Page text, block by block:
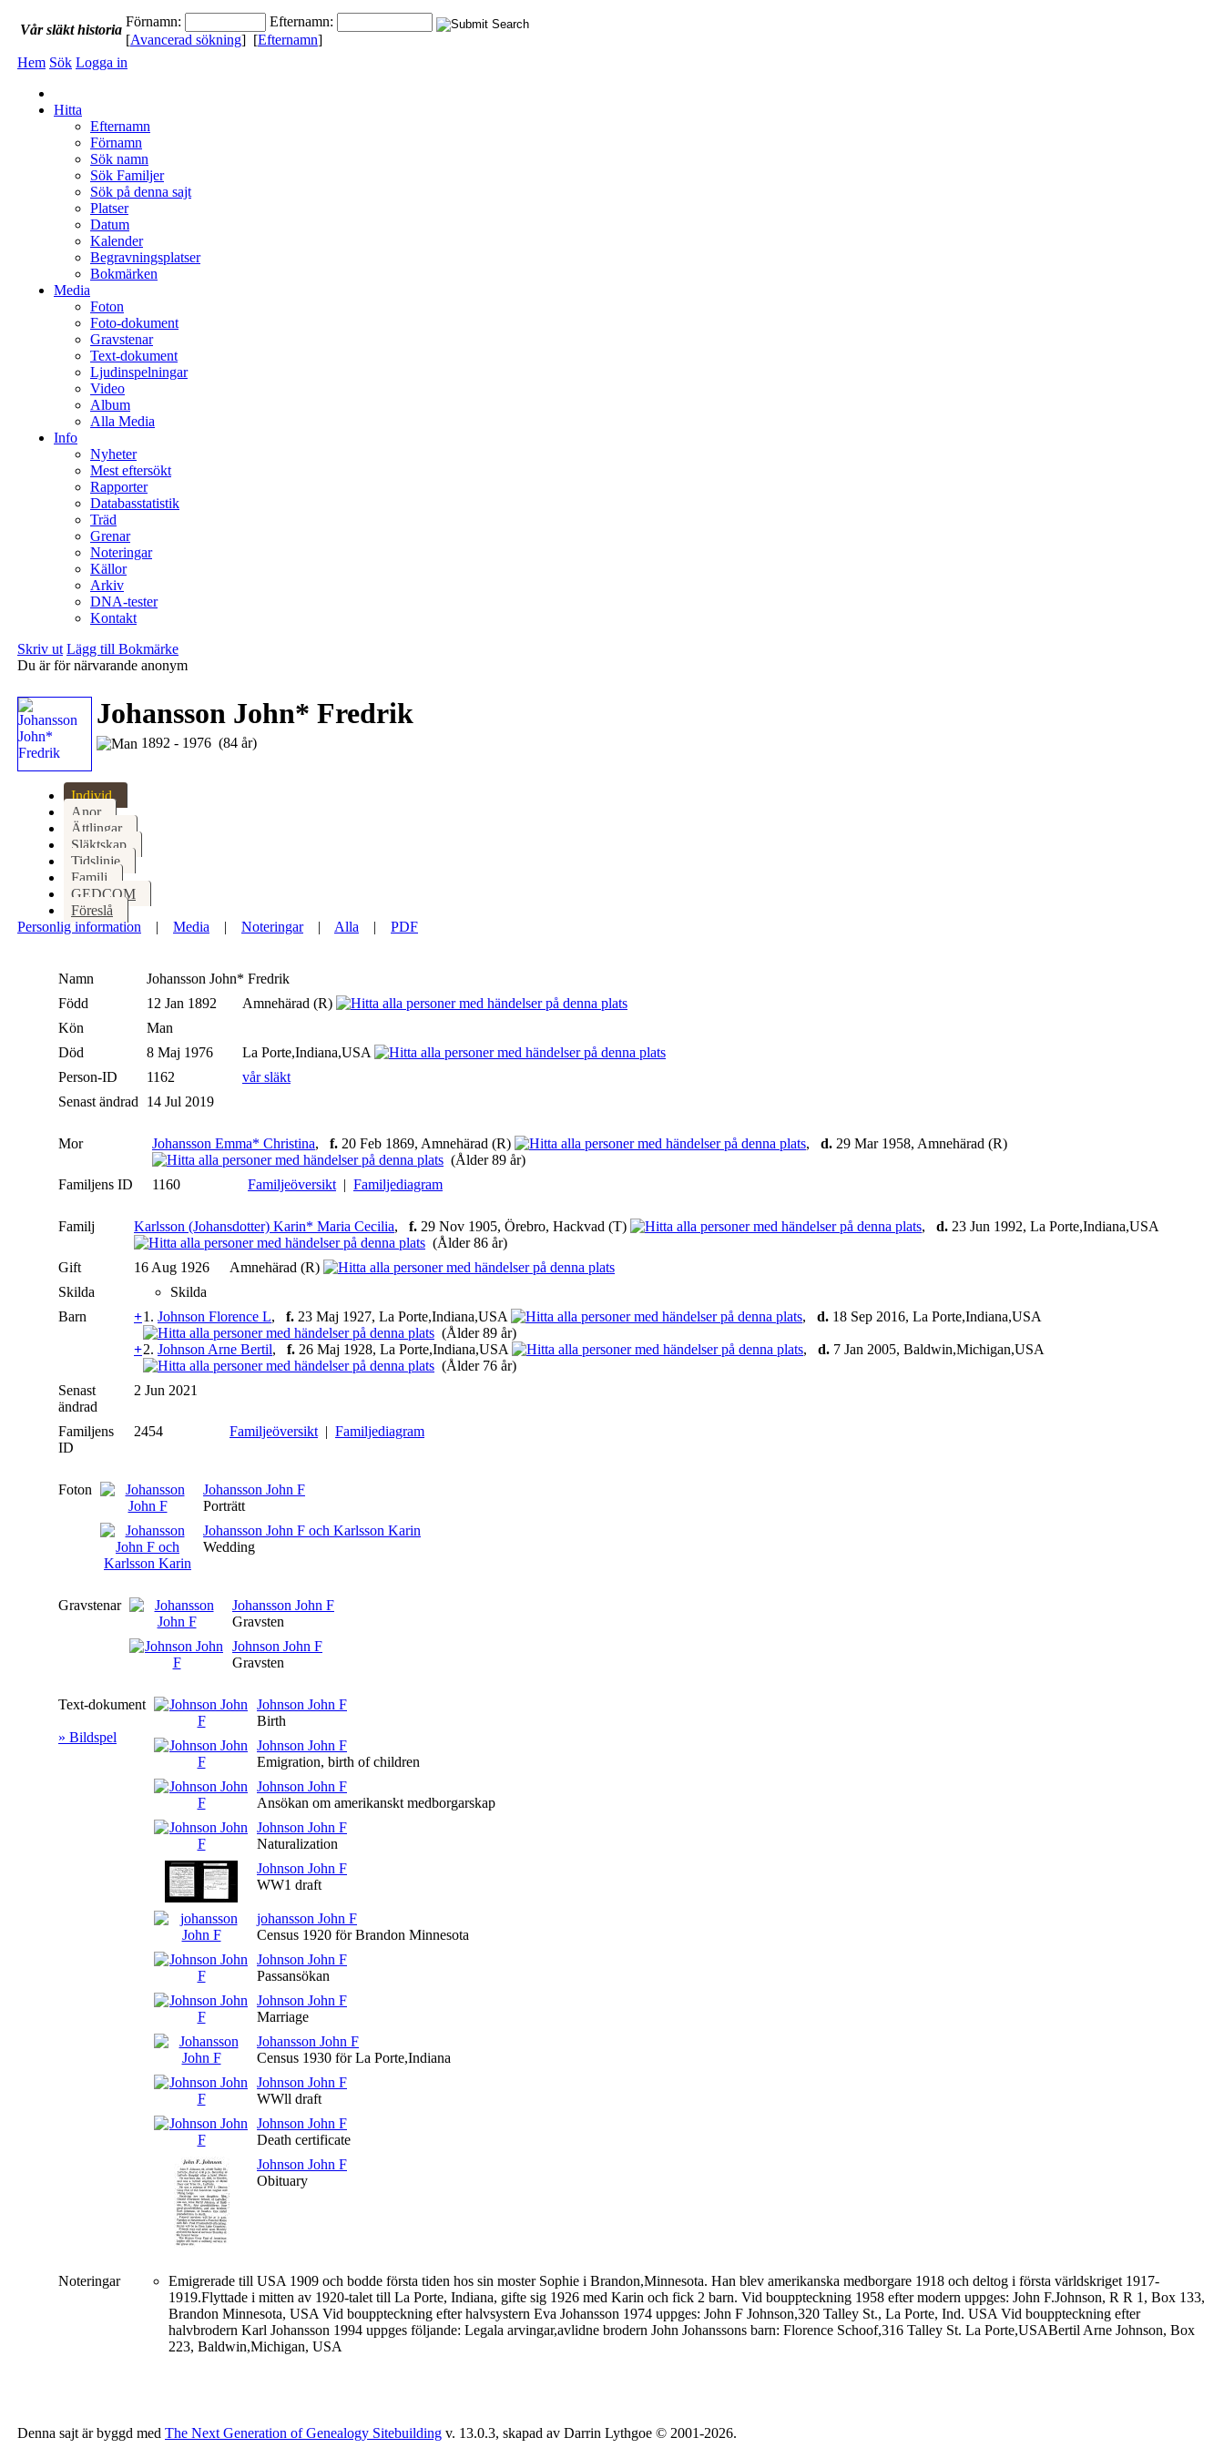
Vårsläkthistoria
Förnamn:
Efternamn:
[Avancerad sökning] [Efternamn]
Hem Sök Logga in
Hitta
Efternamn
Förnamn
Sök namn
Sök Familjer
Sök på denna sajt
Platser
Datum
Kalender
Begravningsplatser
Bokmärken
Media
Foton
Foto-dokument
Gravstenar
Text-dokument
Ljudinspelningar
Video
Album
Alla Media
Info
Nyheter
Mest eftersökt
Rapporter
Databasstatistik
Träd
Grenar
Noteringar
Källor
Arkiv
DNA-tester
Kontakt
Skriv ut Lägg till Bokmärke
Du är för närvarande anonym
Johansson John* Fredrik
1892 - 1976 (84 år)
Individ
Anor
Ättlingar
Släktskap
Tidslinje
Familj
GEDCOM
Föreslå
Personlig information | Media | Noteringar| Alla | PDF
Namn Johansson John* Fredrik
Född
12 Jan 1892
Amnehärad (R)
Kön
Man
Död
8 Maj 1976
La Porte,Indiana,USA
Person-ID
1162
vår släkt
Senast ändrad 14 Jul 2019
Mor Johansson Emma* Christina, f. 20 Feb 1869, Amnehärad (R) , d. 29 Mar 1958, Amnehärad (R)
(Ålder 89 år)
Familjens ID
1160 Familjeöversikt| Familjediagram
Familj Karlsson (Johansdotter) Karin* Maria Cecilia, f. 29 Nov 1905, Örebro, Hackvad (T) , d. 23 Jun 1992, La Porte,Indiana,USA
(Ålder 86 år)
Gift
16 Aug 1926
Amnehärad (R)
Skilda
Skilda
Barn
+1. Johnson Florence L, f. 23 Maj 1927, La Porte,Indiana,USA , d. 18 Sep 2016, La Porte,Indiana,USA
(Ålder 89 år)
+2. Johnson Arne Bertil, f. 26 Maj 1928, La Porte,Indiana,USA , d. 7 Jan 2005, Baldwin,Michigan,USA
(Ålder 76 år)
Senast
ändrad
2 Jun 2021
Familjens
ID
2454 Familjeöversikt| Familjediagram
Foton
Johansson John F
Porträtt
Johansson John F och Karlsson Karin
Wedding
Gravstenar
Johansson John F
Gravsten
Johnson John F
Gravsten
Text-dokument
» Bildspel
Johnson John F
Birth
Johnson John F
Emigration, birth of children
Johnson John F
Ansökan om amerikanskt medborgarskap
Johnson John F
Naturalization
Johnson John F
WW1 draft
johansson John F
Census 1920 för Brandon Minnesota
Johnson John F
Passansökan
Johnson John F
Marriage
Johansson John F
Census 1930 för La Porte,Indiana
Johnson John F
WWll draft
Johnson John F
Death certificate
Johnson John F
Obituary
Noteringar
Emigrerade till USA 1909 och bodde första tiden hos sin moster Sophie i Brandon,Minnesota. Han blev amerikanska medborgare 1918 och deltog i första världskriget 1917-
1919.Flyttade i mitten av 1920-talet till La Porte, Indiana, gifte sig 1926 med Karin och fick 2 barn. Vid bouppteckning 1958 efter modern uppges: John F.Johnson, R R 1, Box 133,
Brandon Minnesota, USA Vid bouppteckning efter halvsystern Eva Johansson 1974 uppges: John F Johnson,320 Talley St., La Porte, Ind. USA Vid bouppteckning efter
halvbrodern Karl Johansson 1994 uppges följande: Legala arvingar,avlidne brodern John Johanssons barn: Florence Schoof,316 Talley St. La Porte,USABertil Arne Johnson, Box
223, Baldwin,Michigan, USA
Denna sajt är byggd med The Next Generation of Genealogy Sitebuilding v. 13.0.3, skapad av Darrin Lythgoe © 2001-2026.